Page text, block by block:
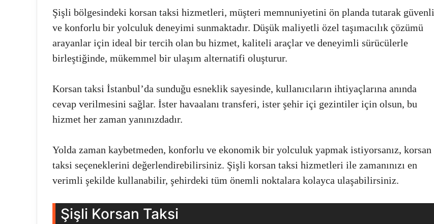
Şişli bölgesindeki korsan taksi hizmetleri, müşteri memnuniyetini ön planda tutarak güvenli
ve konforlu bir yolculuk deneyimi sunmaktadır. Düşük maliyetli özel taşımacılık çözümü
arayanlar için ideal bir tercih olan bu hizmet, kaliteli araçlar ve deneyimli sürücülerle
birleştiğinde, mükemmel bir ulaşım alternatifi oluşturur.
Korsan taksi İstanbul’da sunduğu esneklik sayesinde, kullanıcıların ihtiyaçlarına anında
cevap verilmesini sağlar. İster havaalanı transferi, ister şehir içi gezintiler için olsun, bu
hizmet her zaman yanınızdadır.
Yolda zaman kaybetmeden, konforlu ve ekonomik bir yolculuk yapmak istiyorsanız, korsan
taksi seçeneklerini değerlendirebilirsiniz. Şişli korsan taksi hizmetleri ile zamanınızı en
verimli şekilde kullanabilir, şehirdeki tüm önemli noktalara kolayca ulaşabilirsiniz.
Şişli Korsan Taksi